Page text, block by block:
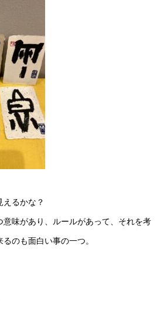
えるかな？
意味があり、ルールがあって、それを考
のも面白い事の一つ。